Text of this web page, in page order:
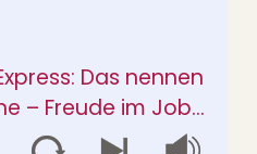
Das nennen
– Freude im Job